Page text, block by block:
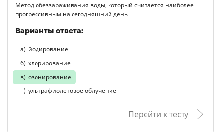
Метод обеззараживания воды, который считается наиболее
прогрессивным на сегодняшний день
Варианты ответа:
йодирование
хлорирование
озонирование
ультрафиолетовое облучение
Перейти к тесту